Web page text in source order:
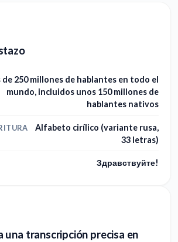
de 250 millones de hablantes en todo el
mundo, incluidos unos 150 millones de
hablantes nativos
Alfabeto cirílico (variante rusa,
33 letras)
Здравствуйте!
una transcripción precisa en